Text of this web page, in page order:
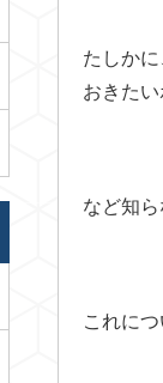
たしか
おきた
など知
これに